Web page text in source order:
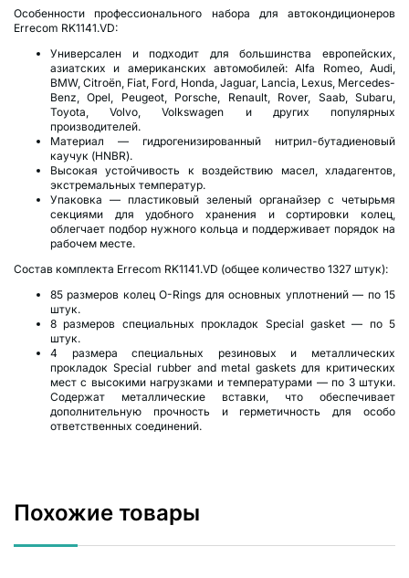
Особенности профессионального набора для автокондиционеров
Errecom RK1141.VD:
Универсален и подходит для большинства европейских,
азиатских и американских автомобилей: Alfa Romeo, Audi,
BMW, Citroën, Fiat, Ford, Honda, Jaguar, Lancia, Lexus, Mercedes-
Benz, Opel, Peugeot, Porsche, Renault, Rover, Saab, Subaru,
Toyota, Volvo, Volkswagen и других популярных
производителей.
Материал — гидрогенизированный нитрил-бутадиеновый
каучук (HNBR).
Высокая устойчивость к воздействию масел, хладагентов,
экстремальных температур.
Упаковка — пластиковый зеленый органайзер с четырьмя
секциями для удобного хранения и сортировки колец,
облегчает подбор нужного кольца и поддерживает порядок на
рабочем месте.
Состав комплекта Errecom RK1141.VD (общее количество 1327 штук):
85 размеров колец O-Rings для основных уплотнений — по 15
штук.
8 размеров специальных прокладок Special gasket — по 5
штук.
4 размера специальных резиновых и металлических
прокладок Special rubber and metal gaskets для критических
мест с высокими нагрузками и температурами — по 3 штуки.
Содержат металлические вставки, что обеспечивает
дополнительную прочность и герметичность для особо
ответственных соединений.
Похожие товары